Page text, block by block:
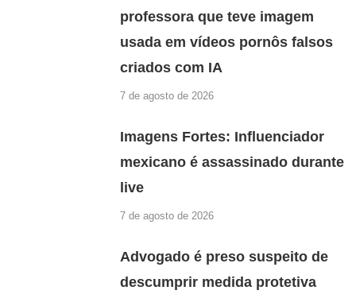
professora que teve imagem
usada em vídeos pornôs falsos
criados com IA
7 de agosto de 2026
Imagens Fortes: Influenciador
mexicano é assassinado durante
live
7 de agosto de 2026
Advogado é preso suspeito de
descumprir medida protetiva